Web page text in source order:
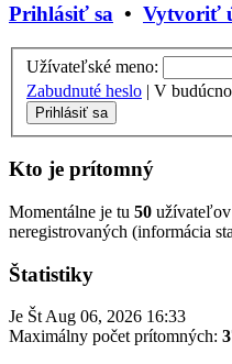
Prihlásiť sa • Vytvoriť
Užívateľské meno:
Zabudnuté heslo | V
Kto je prítomný
Momentálne je tu 50 užívateľov
neregistrovaných (informácia
Štatistiky
Je Št Aug 06, 2026 16:33
Maximálny počet prítomných: